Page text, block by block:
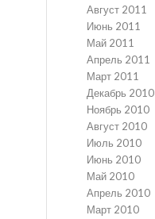
Август 2011
Июнь 2011
Май 2011
Апрель 2011
Март 2011
Декабрь 2010
Ноябрь 2010
Август 2010
Июль 2010
Июнь 2010
Май 2010
Апрель 2010
Март 2010